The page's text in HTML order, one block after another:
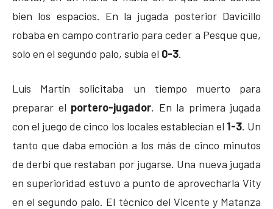
bien los espacios. En la jugada posterior Davicillo
robaba en campo contrario para ceder a Pesque que,
solo en el segundo palo, subía el 0-3.
Luís Martín solicitaba un tiempo muerto para
preparar el portero-jugador. En la primera jugada
con el juego de cinco los locales establecían el 1-3. Un
tanto que daba emoción a los más de cinco minutos
de derbi que restaban por jugarse. Una nueva jugada
en superioridad estuvo a punto de aprovecharla Vity
en el segundo palo. El técnico del Vicente y Matanza